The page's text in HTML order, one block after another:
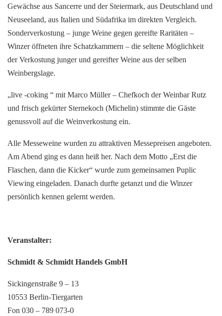
Gewächse aus Sancerre und der Steiermark, aus Deutschland und
Neuseeland, aus Italien und Südafrika im direkten Vergleich.
Sonderverkostung – junge Weine gegen gereifte Raritäten –
Winzer öffneten ihre Schatzkammern – die seltene Möglichkeit
der Verkostung junger und gereifter Weine aus der selben
Weinbergslage.
„live -coking “ mit Marco Müller – Chefkoch der Weinbar Rutz
und frisch gekürter Sternekoch (Michelin) stimmte die Gäste
genussvoll auf die Weinverkostung ein.
Alle Messeweine wurden zu attraktiven Messepreisen angeboten.
Am Abend ging es dann heiß her. Nach dem Motto „Erst die
Flaschen, dann die Kicker“ wurde zum gemeinsamen Puplic
Viewing eingeladen. Danach durfte getanzt und die Winzer
persönlich kennen gelernt werden.
Veranstalter:
Schmidt & Schmidt Handels GmbH
Sickingenstraße 9 – 13
10553 Berlin-Tiergarten
Fon 030 – 789 073-0